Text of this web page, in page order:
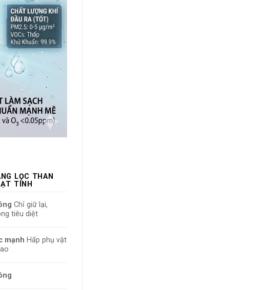
LỌC THAN
TÍNH
Chỉ giữ lại,
tiêu diệt
mạnh Hấp phụ vật